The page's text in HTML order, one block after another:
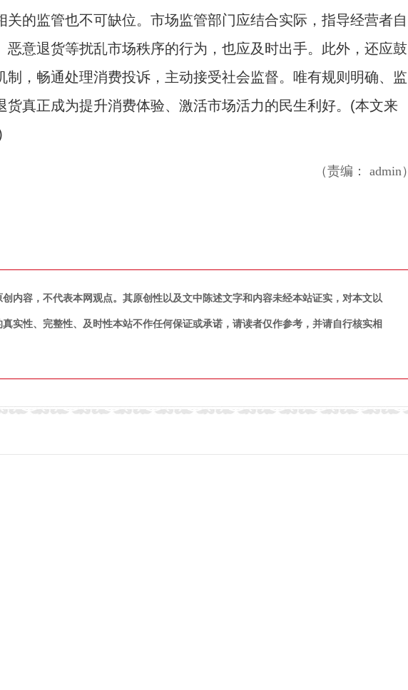
的监管也不可缺位。市场监管部门应结合实际，指导经营者自
恶意退货等扰乱市场秩序的行为，也应及时出手。此外，还应鼓
制，畅通处理消费投诉，主动接受社会监督。唯有规则明确、监
货真正成为提升消费体验、激活市场活力的民生利好。(本文来
（责编： admin）
内容，不代表本网观点。其原创性以及文中陈述文字和内容未经本站证实，对本文以
实性、完整性、及时性本站不作任何保证或承诺，请读者仅作参考，并请自行核实相